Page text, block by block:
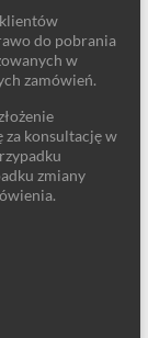
do pobrania
w
zamówień.
za konsultację w
zmiany